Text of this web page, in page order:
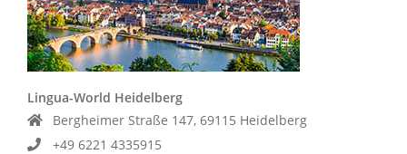
Lingua-World Heidelberg
Bergheimer Straße 147, 69115 Heidelberg
+49 6221 4335915